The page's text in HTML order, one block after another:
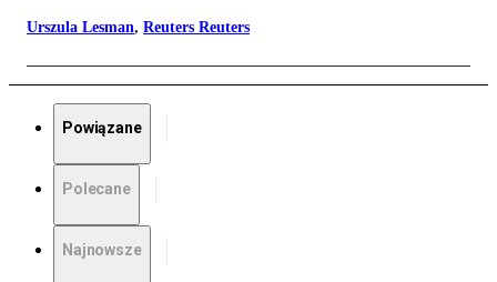
Urszula Lesman, Reuters Reuters
Powiązane
Polecane
Najnowsze